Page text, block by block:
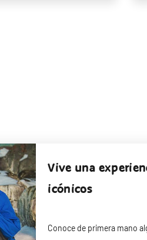
Vive una
icónicos
Conoce de primera mano